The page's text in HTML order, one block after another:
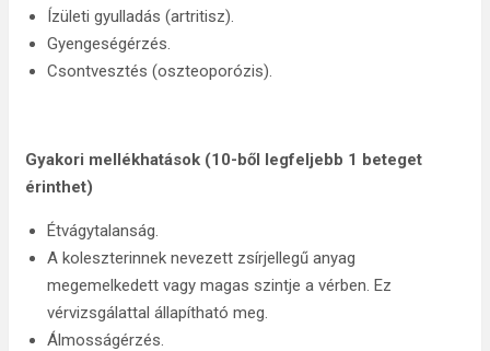
Ízületi gyulladás (artritisz).
Gyengeségérzés.
Csontvesztés (oszteoporózis).
Gyakori mellékhatások (10-ből legfeljebb 1 beteget
érinthet)
Étvágytalanság.
A koleszterinnek nevezett zsírjellegű anyag
megemelkedett vagy magas szintje a vérben. Ez
vérvizsgálattal állapítható meg.
Álmosságérzés.